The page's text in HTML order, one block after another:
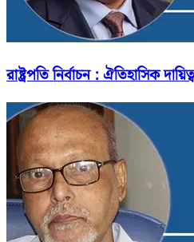
রাষ্ট্রপতি নির্বাচন : ঐতিহাসিক